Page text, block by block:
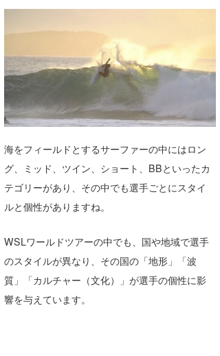
海をフィールドとするサーファーの中にはロン
グ、ミッド、ツイン、ショート、BBといったカ
テゴリーがあり、その中でも選手ごとにスタイ
ルと個性がありますね。
WSLワールドツアーの中でも、国や地域で選手
のスタイルが異なり、その国の「地形」「波
質」「カルチャー（文化）」が選手の個性に影
響を与えています。
湘南
伊豆
大阪
四国
沖縄
ルール＆How to
サーファーズ
ライター/寄稿メディア